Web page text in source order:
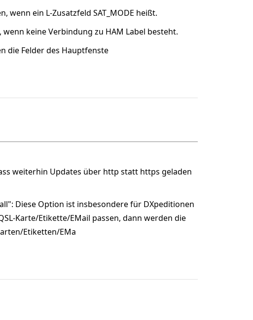
ein L-Zusatzfeld SAT_MODE heißt.
keine Verbindung zu HAM Label besteht.
die Felder des Hauptfenste
weiterhin Updates über http statt https geladen
Diese Option ist insbesondere für DXpeditionen
Karte/Etikette/EMail passen, dann werden die
Etiketten/EMa